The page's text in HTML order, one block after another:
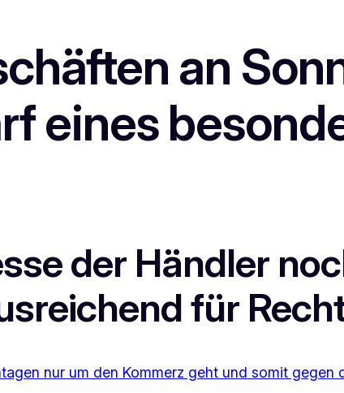
an
eines
der Händler
für
nur um den Kommerz geht und somit